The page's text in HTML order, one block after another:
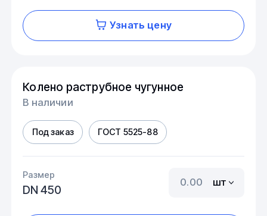
Узнать цену
Колено раструбное чугунное
В наличии
Под заказ ГОСТ 5525-88
Размер
DN 450
шт